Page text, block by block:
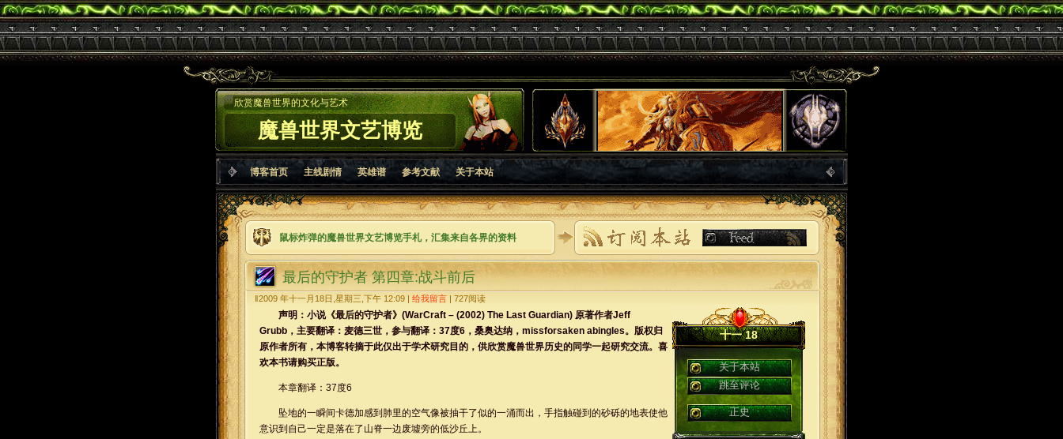
魔兽世界文艺博览
欣赏魔兽世界的文化与艺术
博客首页 主线剧情 英雄谱 参考文献 关于本站
鼠标炸弹的魔兽世界文艺博览手札，汇集来自各界的资料
最后的守护者 第四章:战斗前后
‖2009 年十一月18日,星期三,下午 12:09 | 给我留言 727阅读
十一 18
关于本站
跳至评论
正史
声明：小说《最后的守护者》(WarCraft – (2002) The Last Guardian) 原著作者Jeff
Grubb，主要翻译：麦德三世，参与翻译：37度6，桑奥达纳，missforsaken abingles。版权归
原作者所有，本博客转摘于此仅出于学术研究目的，供欣赏魔兽世界历史的同学一起研究交流。喜
欢本书请购买正版。
本章翻译：37度6
坠地的一瞬间卡德加感到肺里的空气像被抽干了似的一涌而出，手指触碰到的砂砾的地表使他
意识到自己一定是落在了山脊一边废墟旁的低沙丘上。